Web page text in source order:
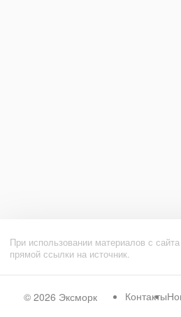
При использовании материалов с
прямой ссылки на источник.
© 2026 Эксморк Контакты